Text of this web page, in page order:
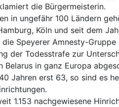
die Bürgermeisterin.
in ungefähr 100 Ländern
Köln und seit dem
Speyerer Amnesty-
der Todesstrafe zur
Belarus in ganz Europa
Jahren erst 63, so sind es
1.153 nachgewiesene